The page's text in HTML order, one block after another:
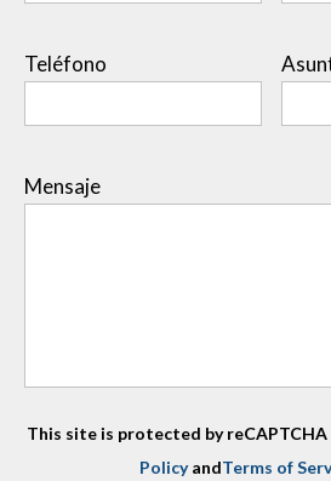
Teléfono
Mensaje
This site is protected by
PolicyandTerms of